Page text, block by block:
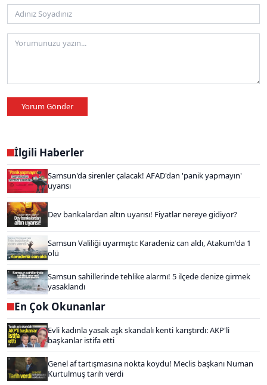
Yorum Gönder
İlgili Haberler
Samsun'da sirenler çalacak! AFAD'dan 'panik yapmayın'
uyarısı
Dev bankalardan altın uyarısı! Fiyatlar nereye gidiyor?
Samsun Valiliği uyarmıştı: Karadeniz can aldı, Atakum'da 1
ölü
Samsun sahillerinde tehlike alarmı! 5 ilçede denize girmek
yasaklandı
En Çok Okunanlar
Evli kadınla yasak aşk skandalı kenti karıştırdı: AKP'li
başkanlar istifa etti
Genel af tartışmasına nokta koydu! Meclis başkanı Numan
Kurtulmuş tarih verdi